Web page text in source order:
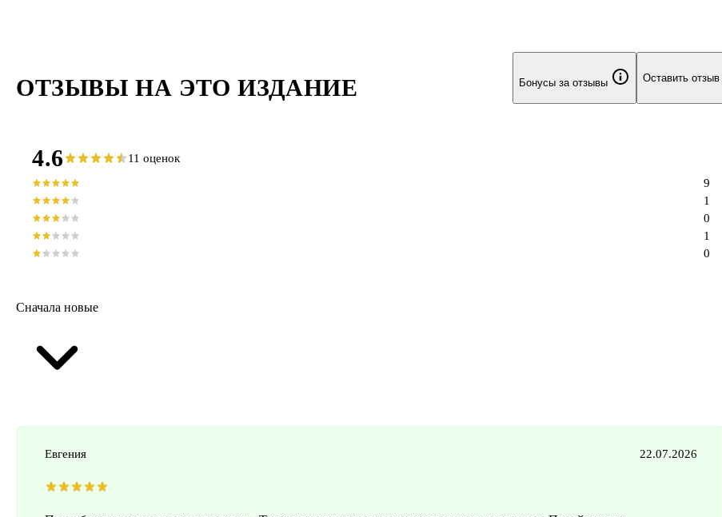
ОТЗЫВЫ НА ЭТО ИЗДАНИЕ Бонусы за отзывы Оставить отзыв
4.6 11 оценок
0
1
0
1
9
Сначала новые
Евгения 22.07.2026